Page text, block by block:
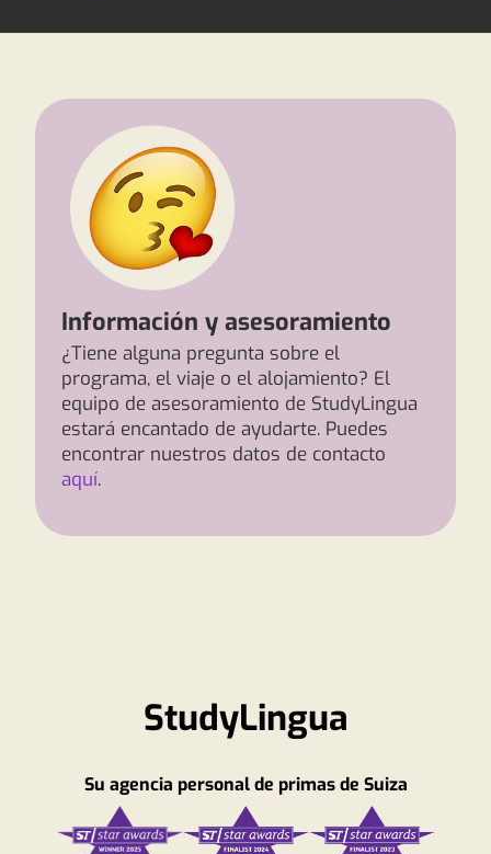
Información y asesoramiento
¿Tiene alguna pregunta sobre el
programa, el viaje o el alojamiento? El
equipo de asesoramiento de StudyLingua
estará encantado de ayudarte. Puedes
encontrar nuestros datos de contacto
aquí.
StudyLingua
Su agencia personal de primas de Suiza